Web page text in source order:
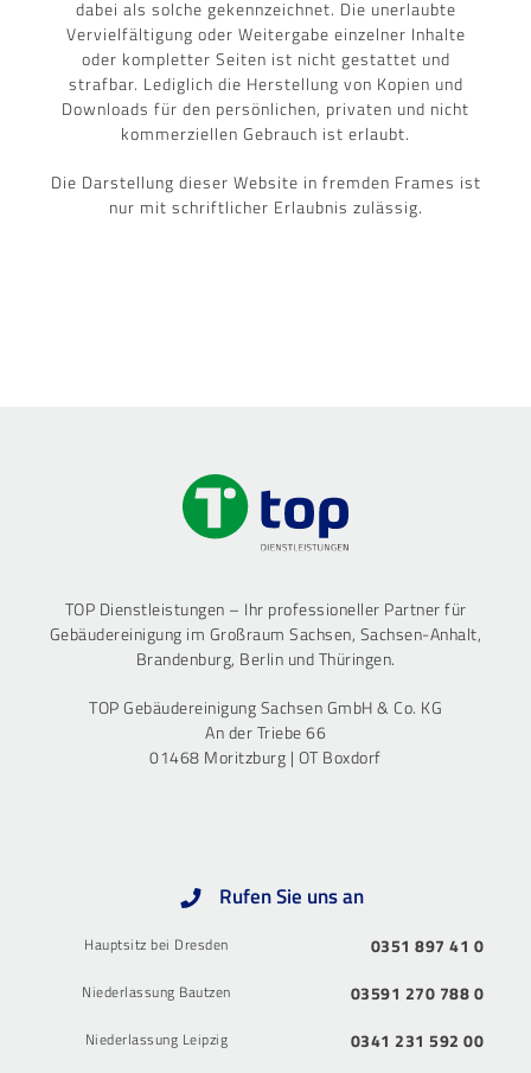
dabei als solche gekennzeichnet. Die unerlaubte
Vervielfältigung oder Weitergabe einzelner Inhalte
oder kompletter Seiten ist nicht gestattet und
strafbar. Lediglich die Herstellung von Kopien und
Downloads für den persönlichen, privaten und nicht
kommerziellen Gebrauch ist erlaubt.
Die Darstellung dieser Website in fremden Frames ist
nur mit schriftlicher Erlaubnis zulässig.
TOP Dienstleistungen – Ihr professioneller Partner für
Gebäudereinigung im Großraum Sachsen, Sachsen-Anhalt,
Brandenburg, Berlin und Thüringen.
TOP Gebäudereinigung Sachsen GmbH & Co. KG
An der Triebe 66
01468 Moritzburg | OT Boxdorf
Rufen Sie uns an
Hauptsitz bei Dresden 0351 897 41 0
Niederlassung Bautzen 03591 270 788 0
Niederlassung Leipzig 0341 231 592 00